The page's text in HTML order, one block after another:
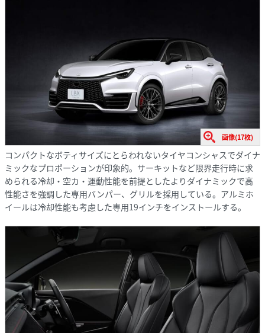
画像(17枚)
コンパクトなボティサイズにとらわれないタイヤコンシャスでダイナ
ミックなプロポーションが印象的。サーキットなど限界走行時に求
められる冷却・空カ・運動性能を前提としたよりダイナミックで高
性能さを強調した専用バンパー、グリルを採用している。アルミホ
イールは冷却性能も考慮した専用19インチをインストールする。